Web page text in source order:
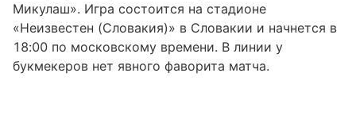
Микулаш». Игра состоится на стадионе
«Неизвестен (Словакия)» в Словакии и начнется в
18:00 по московскому времени. В линии у
букмекеров нет явного фаворита матча.